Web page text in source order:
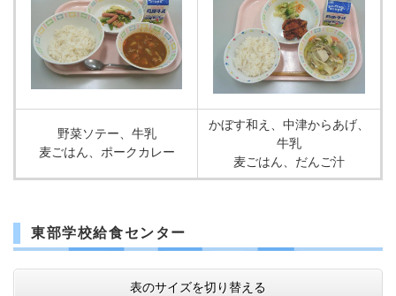
野菜ソテー、牛乳
麦ごはん、ポークカレー
かぼす和え、中津からあげ、
牛乳
麦ごはん、だんご汁
東部学校給食センター
表のサイズを切り替える